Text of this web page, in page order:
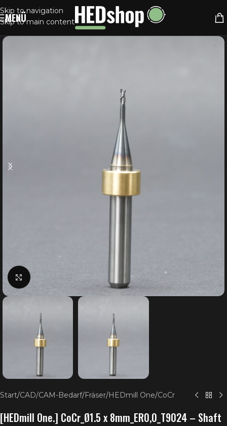
Skip to navigation
Skip to main content
MENÜ
Klick zum Vergrößern
Start/CAD/CAM-Bedarf/Fräser/HEDmill One/CoCr
[HEDmill One.] CoCr_Ø1.5 x 8mm_ER0,0_T9024 – Shaft